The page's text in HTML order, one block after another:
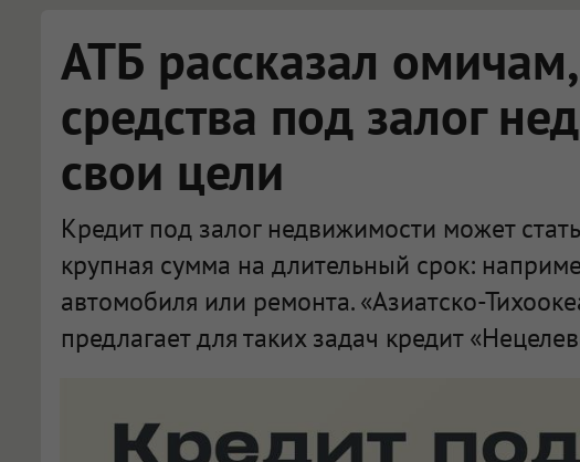
АТБ рассказал
средства под залог
свои цели
Кредит под залог недвижимости может
крупная сумма на длительный срок:
автомобиля или ремонта. «Азиатско-
предлагает для таких задач кредит